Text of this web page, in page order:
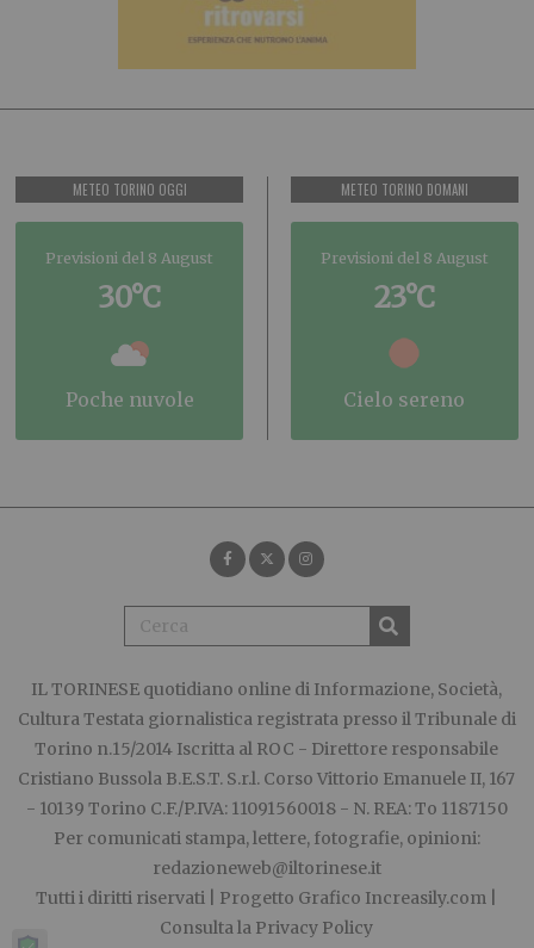
METEO TORINO OGGI
Previsioni del 8 August
30°C
poche nuvole
METEO TORINO DOMANI
Previsioni del 8 August
23°C
cielo sereno
IL TORINESE quotidiano online di Informazione, Società,
Cultura Testata giornalistica registrata presso il Tribunale di
Torino n.15/2014 Iscritta al ROC - Direttore responsabile
Cristiano Bussola B.E.S.T. S.r.l. Corso Vittorio Emanuele II, 167
- 10139 Torino C.F./P.IVA: 11091560018 - N. REA: To 1187150
Per comunicati stampa, lettere, fotografie, opinioni:
redazioneweb@iltorinese.it
Tutti i diritti riservati | Progetto Grafico Increasily.com
Consulta la Privacy Policy